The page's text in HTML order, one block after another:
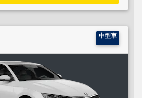
中型車